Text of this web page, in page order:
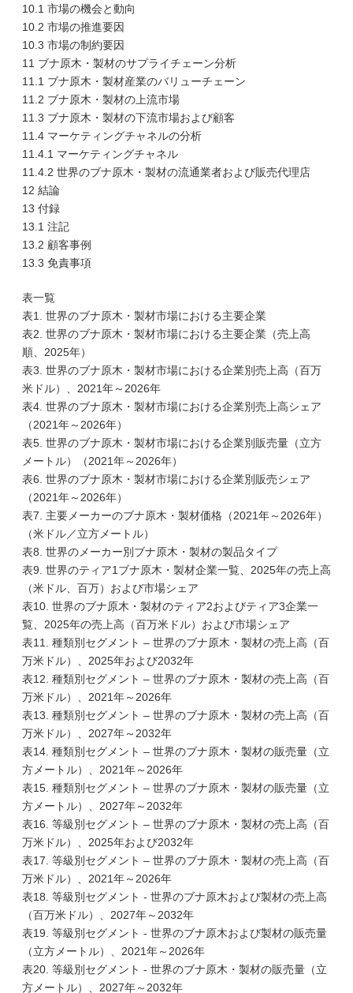
10.1 市場の機会と動向
10.2 市場の推進要因
10.3 市場の制約要因
11 ブナ原木・製材のサプライチェーン分析
11.1 ブナ原木・製材産業のバリューチェーン
11.2 ブナ原木・製材の上流市場
11.3 ブナ原木・製材の下流市場および顧客
11.4 マーケティングチャネルの分析
11.4.1 マーケティングチャネル
11.4.2 世界のブナ原木・製材の流通業者および販売代理店
12 結論
13 付録
13.1 注記
13.2 顧客事例
13.3 免責事項
表一覧
表1. 世界のブナ原木・製材市場における主要企業
表2. 世界のブナ原木・製材市場における主要企業（売上高
順、2025年）
表3. 世界のブナ原木・製材市場における企業別売上高（百万
米ドル）、2021年～2026年
表4. 世界のブナ原木・製材市場における企業別売上高シェア
（2021年～2026年）
表5. 世界のブナ原木・製材市場における企業別販売量（立方
メートル）（2021年～2026年）
表6. 世界のブナ原木・製材市場における企業別販売シェア
（2021年～2026年）
表7. 主要メーカーのブナ原木・製材価格（2021年～2026年）
（米ドル／立方メートル）
表8. 世界のメーカー別ブナ原木・製材の製品タイプ
表9. 世界のティア1ブナ原木・製材企業一覧、2025年の売上高
（米ドル、百万）および市場シェア
表10. 世界のブナ原木・製材のティア2およびティア3企業一
覧、2025年の売上高（百万米ドル）および市場シェア
表11. 種類別セグメント – 世界のブナ原木・製材の売上高（百
万米ドル）、2025年および2032年
表12. 種類別セグメント – 世界のブナ原木・製材の売上高（百
万米ドル）、2021年～2026年
表13. 種類別セグメント – 世界のブナ原木・製材の売上高（百
万米ドル）、2027年～2032年
表14. 種類別セグメント – 世界のブナ原木・製材の販売量（立
方メートル）、2021年～2026年
表15. 種類別セグメント – 世界のブナ原木・製材の販売量（立
方メートル）、2027年～2032年
表16. 等級別セグメント – 世界のブナ原木・製材の売上高（百
万米ドル）、2025年および2032年
表17. 等級別セグメント – 世界のブナ原木・製材の売上高（百
万米ドル）、2021年～2026年
表18. 等級別セグメント - 世界のブナ原木および製材の売上高
（百万米ドル）、2027年～2032年
表19. 等級別セグメント - 世界のブナ原木および製材の販売量
（立方メートル）、2021年～2026年
表20. 等級別セグメント - 世界のブナ原木・製材の販売量（立
方メートル）、2027年～2032年